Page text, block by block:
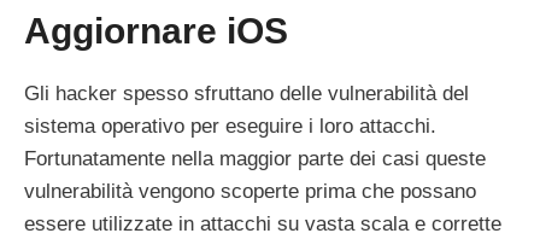
Aggiornare iOS
Gli hacker spesso sfruttano delle vulnerabilità del
sistema operativo per eseguire i loro attacchi.
Fortunatamente nella maggior parte dei casi queste
vulnerabilità vengono scoperte prima che possano
essere utilizzate in attacchi su vasta scala e corrette